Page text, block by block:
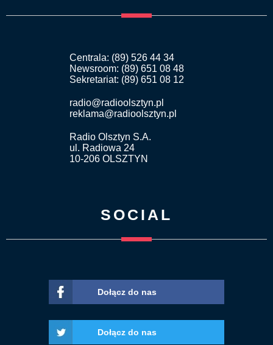
Centrala: (89) 526 44 34
Newsroom: (89) 651 08 48
Sekretariat: (89) 651 08 12
radio@radioolsztyn.pl
reklama@radioolsztyn.pl
Radio Olsztyn S.A.
ul. Radiowa 24
10-206 OLSZTYN
SOCIAL
Dołącz do nas
Dołącz do nas